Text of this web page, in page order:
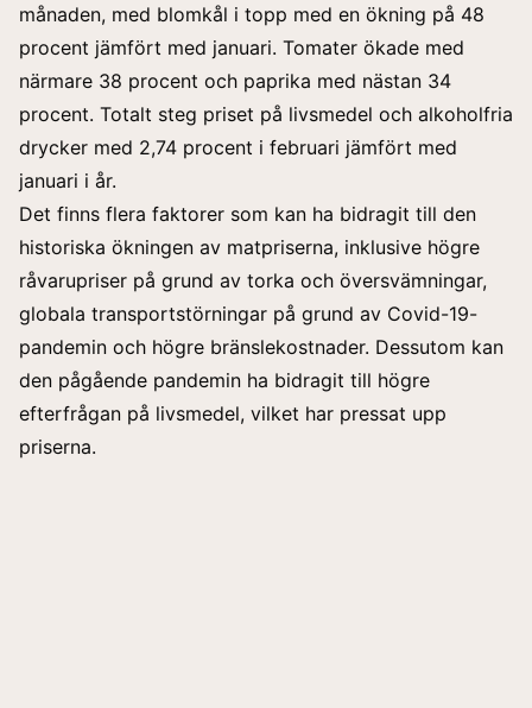
månaden, med blomkål i topp med en ökning på 48
procent jämfört med januari. Tomater ökade med
närmare 38 procent och paprika med nästan 34
procent. Totalt steg priset på livsmedel och alkoholfria
drycker med 2,74 procent i februari jämfört med
januari i år.
Det finns flera faktorer som kan ha bidragit till den
historiska ökningen av matpriserna, inklusive högre
råvarupriser på grund av torka och översvämningar,
globala transportstörningar på grund av Covid-19-
pandemin och högre bränslekostnader. Dessutom kan
den pågående pandemin ha bidragit till högre
efterfrågan på livsmedel, vilket har pressat upp
priserna.